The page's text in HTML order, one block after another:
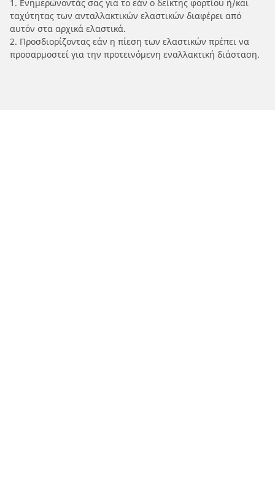
1. Ενημερώνοντάς σας για το εάν ο δείκτης φορτίου ή/και
ταχύτητας των ανταλλακτικών ελαστικών διαφέρει από
αυτόν στα αρχικά ελαστικά.
2. Προσδιορίζοντας εάν η πίεση των ελαστικών πρέπει να
προσαρμοστεί για την προτεινόμενη εναλλακτική διάσταση.